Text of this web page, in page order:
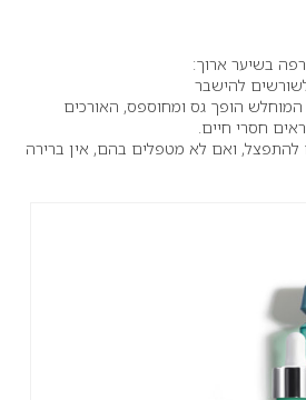
בשיער ארוך:
להישבר
הופך גס ומחוספס, האורכים
חסרי חיים.
להתפצל, ואם לא מטפלים בהם, אין ברירה